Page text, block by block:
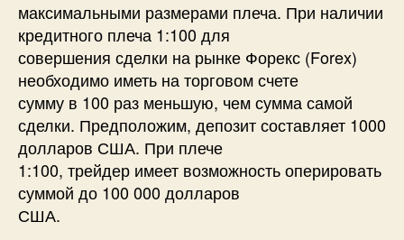
максимальными размерами плеча. При наличии
кредитного плеча 1:100 для
совершения сделки на рынке Форекс (Forex)
необходимо иметь на торговом счете
сумму в 100 раз меньшую, чем сумма самой
сделки. Предположим, депозит составляет 1000
долларов США. При плече
1:100, трейдер имеет возможность оперировать
суммой до 100 000 долларов
США.